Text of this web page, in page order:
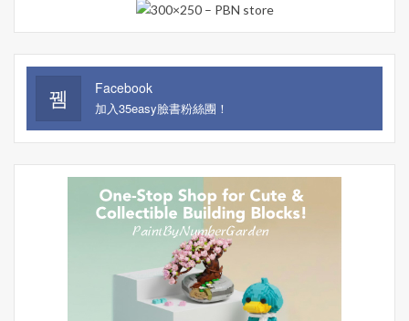
四海同春晚會 | 35easy
由35easy生活饗樂記者撰文報導
Facebook
加入35easy臉書粉絲團！